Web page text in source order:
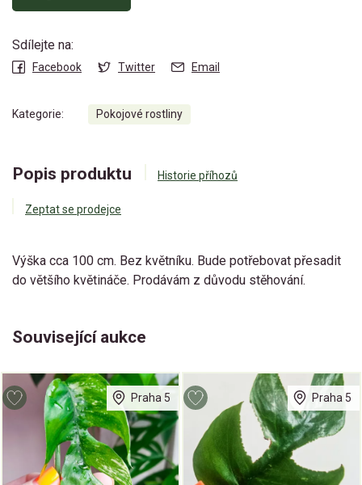
Sdílejte na:
Facebook Twitter Email
Kategorie: Pokojové rostliny
Popis produktu Historie příhozů
Zeptat se prodejce
Výška cca 100 cm. Bez květníku. Bude potřebovat přesadit
do většího květináče. Prodávám z důvodu stěhování.
Související aukce
Praha 5 Praha 5